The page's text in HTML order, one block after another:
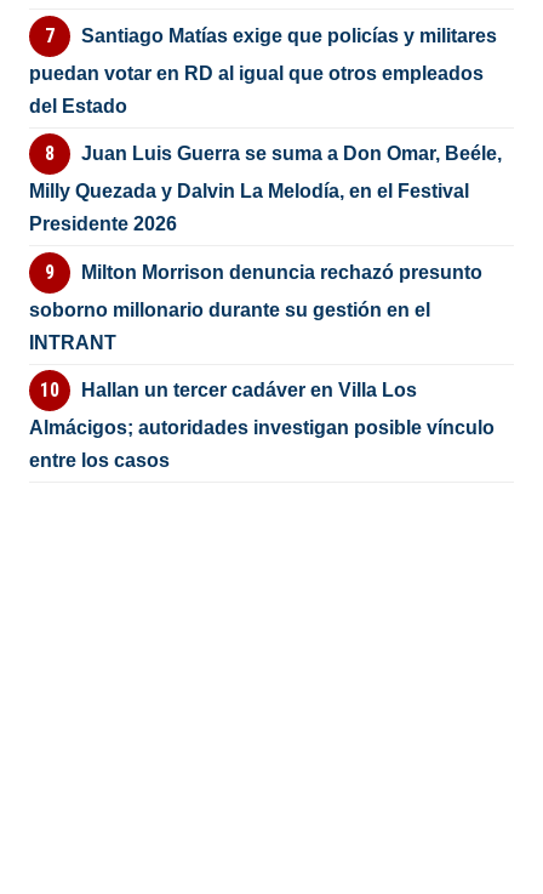
Santiago Matías exige que policías y militares
puedan votar en RD al igual que otros empleados
del Estado
Juan Luis Guerra se suma a Don Omar, Beéle,
Milly Quezada y Dalvin La Melodía, en el Festival
Presidente 2026
Milton Morrison denuncia rechazó presunto
soborno millonario durante su gestión en el
INTRANT
Hallan un tercer cadáver en Villa Los
Almácigos; autoridades investigan posible vínculo
entre los casos